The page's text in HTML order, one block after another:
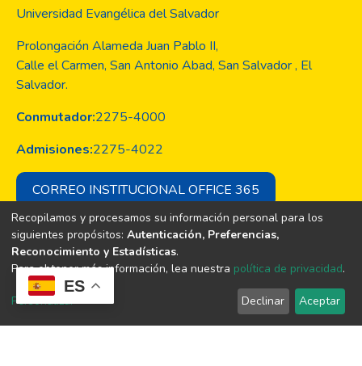
ES
Universidad Evangélica del Salvador
Prolongación Alameda Juan Pablo II,
Calle el Carmen, San Antonio Abad, San Salvador , El
Salvador.
Conmutador:2275-4000
Admisiones:2275-4022
CORREO INSTITUCIONAL OFFICE 365
Copyright © Todos los derechos son
de la Universidad Evangélica de El
Recopilamos y procesamos su información personal para los
siguientes propósitos: Autenticación, Preferencias,
Reconocimiento y Estadísticas.
Para obtener más información, lea nuestra política de privacidad.
Personalizar Declinar Aceptar